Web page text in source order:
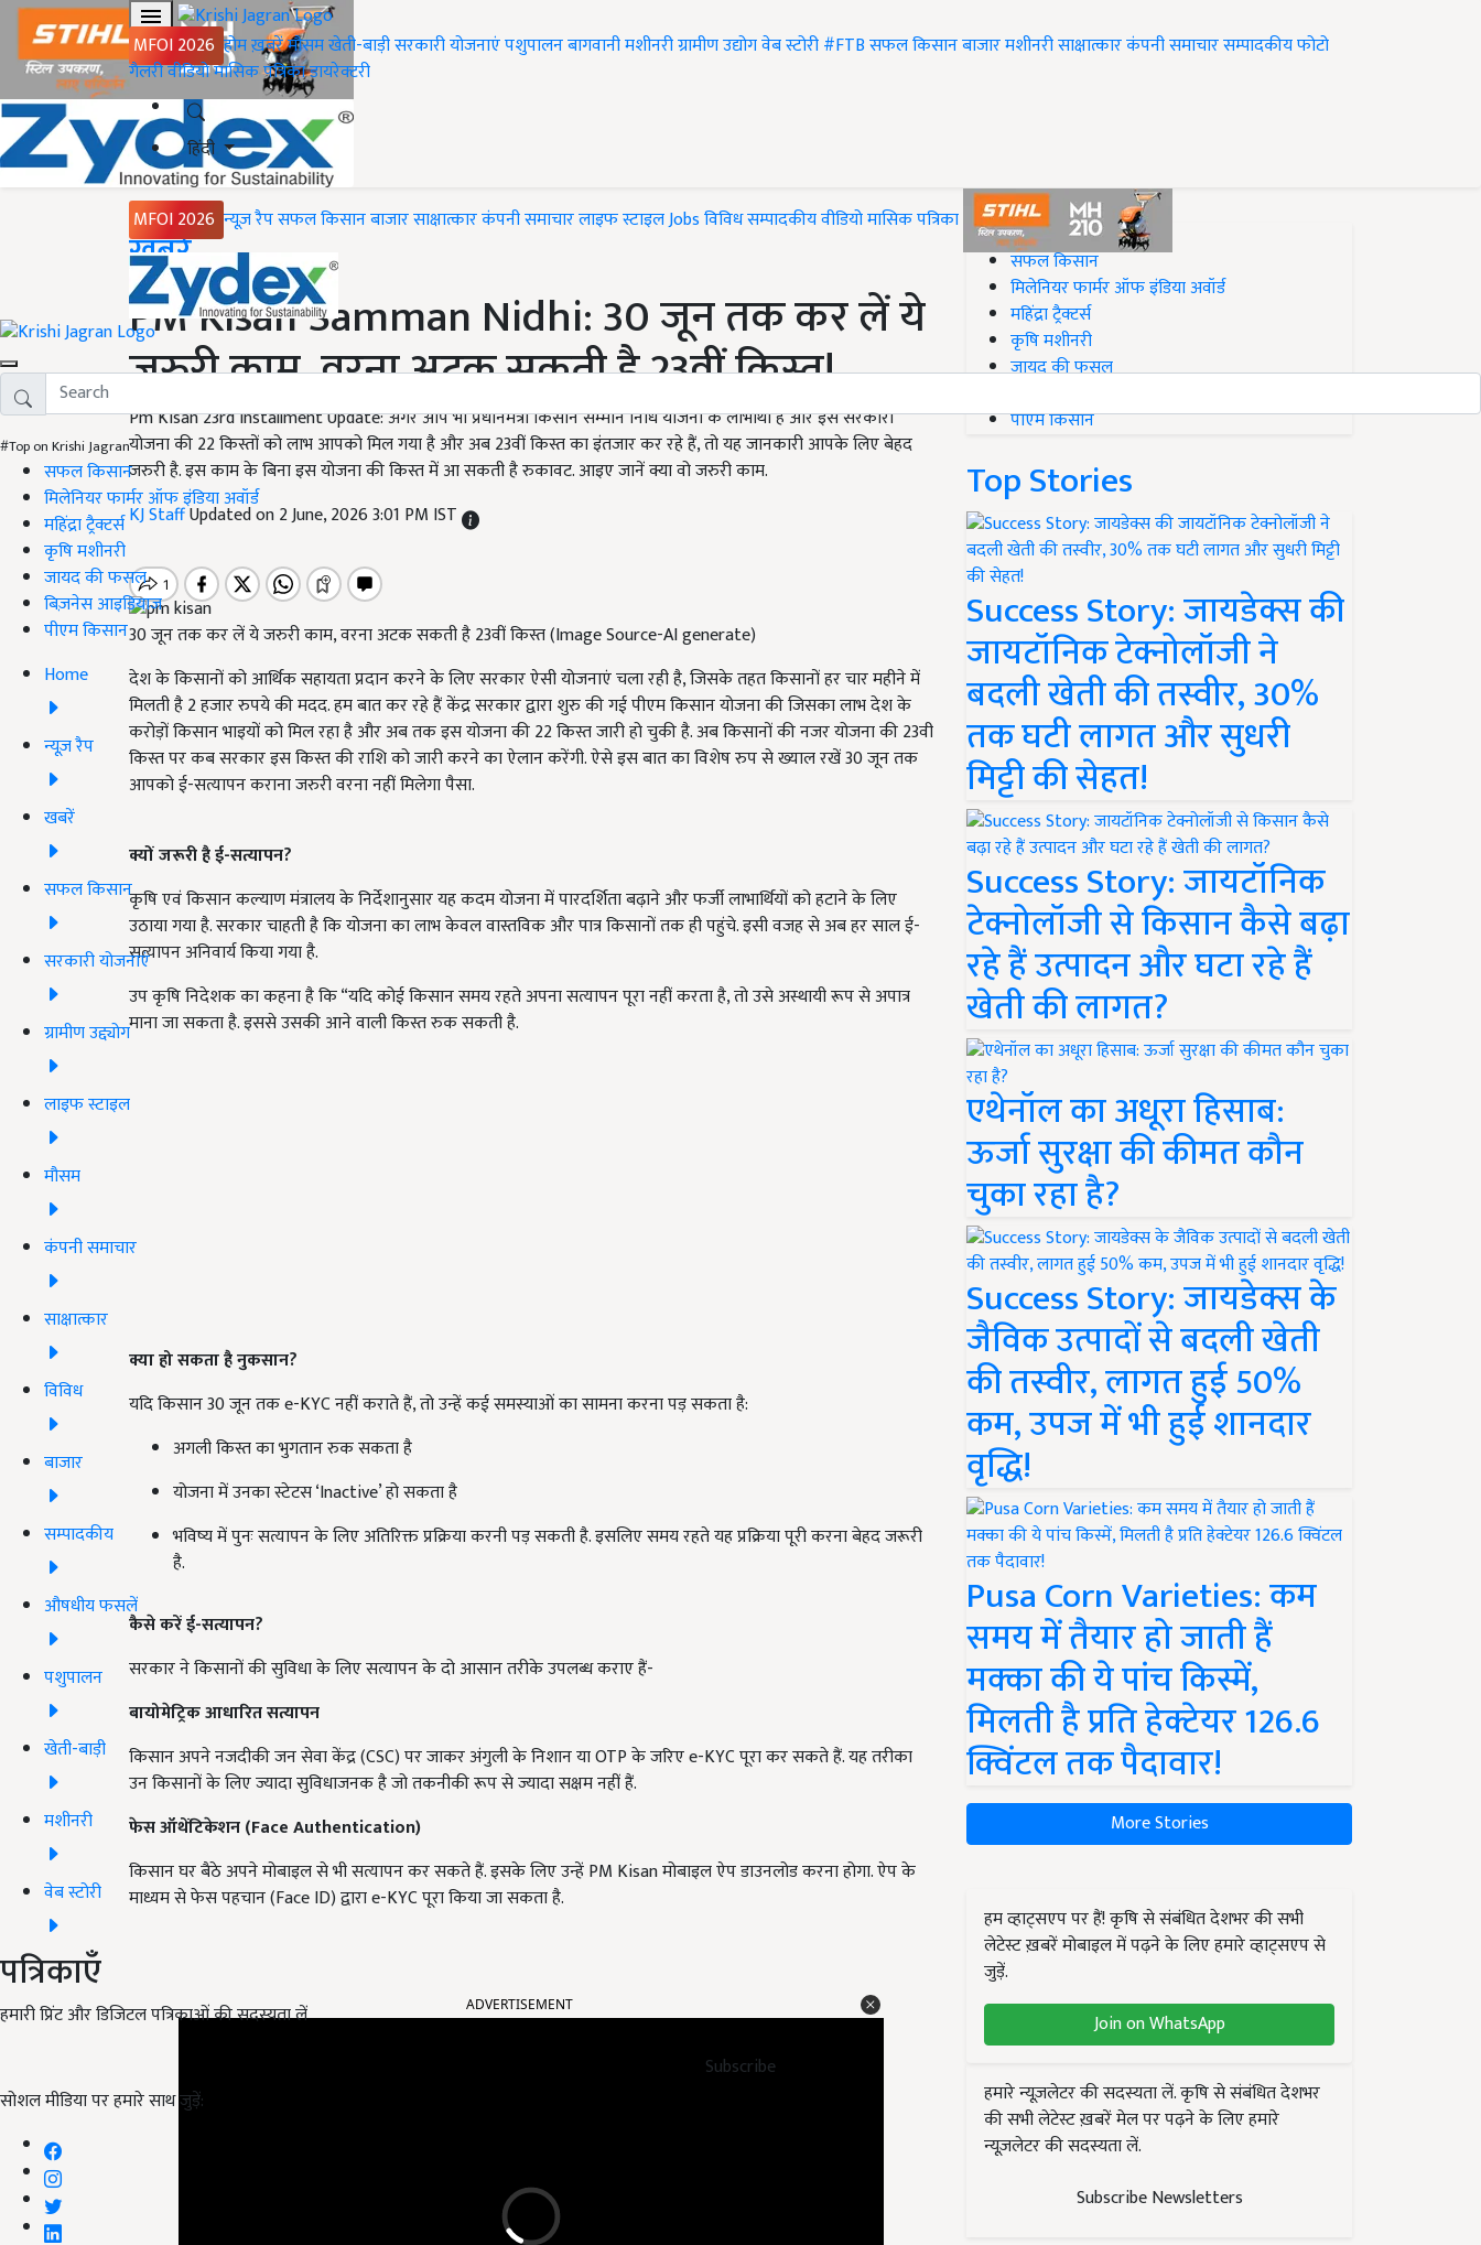
MFOI 2026 होमख़बरेंमौसमखेती-बाड़ीसरकारी योजनाएंपशुपालनबागवानीमशीनरीग्रामीण उद्योगवेब स्टोरी#FTBसफल किसानबाजारमशीनरीसाक्षात्कारकंपनी समाचारसम्पादकीयफोटो
गैलरीवीडियोमासिक पत्रिकाडायरेक्टरी
हिंदी
MFOI 2026 न्यूज़ रैपसफल किसानबाजारसाक्षात्कारकंपनी समाचारलाइफ स्टाइलJobsविविधसम्पादकीयवीडियोमासिक पत्रिका
#Top on Krishi Jagran
सफल किसान
मिलेनियर फार्मर ऑफ इंडिया अवॉर्ड
महिंद्रा ट्रैक्टर्स
कृषि मशीनरी
जायद की फसल
बिज़नेस आइडियाज
पीएम किसान
Home
न्यूज़ रैप
खबरें
सफल किसान
सरकारी योजनाएं
ग्रामीण उद्द्योग
लाइफ स्टाइल
मौसम
कंपनी समाचार
साक्षात्कार
विविध
बाजार
सम्पादकीय
औषधीय फसलें
पशुपालन
खेती-बाड़ी
मशीनरी
वेब स्टोरी
पत्रिकाएँ
हमारी प्रिंट और डिजिटल पत्रिकाओं की सदस्यता लें
Subscribe
सोशल मीडिया पर हमारे साथ जुड़ें:
Home
ख़बरें
PM Kisan Samman Nidhi: 30 जून तक कर लें ये
जरुरी काम, वरना अटक सकती है 23वीं किस्त!
Pm Kisan 23rd installment Update: अगर आप भी प्रधानमंत्री किसान सम्मान निधि योजना के लाभार्थी है और इस सरकारी
योजना की 22 किस्तों को लाभ आपको मिल गया है और अब 23वीं किस्त का इंतजार कर रहे हैं, तो यह जानकारी आपके लिए बेहद
जरुरी है. इस काम के बिना इस योजना की किस्त में आ सकती है रुकावट. आइए जानें क्या वो जरुरी काम.
KJ StaffUpdated on 2 June, 2026 3:01 PM IST
30 जून तक कर लें ये जरुरी काम, वरना अटक सकती है 23वीं किस्त (Image Source-AI generate)
देश के किसानों को आर्थिक सहायता प्रदान करने के लिए सरकार ऐसी योजनाएं चला रही है, जिसके तहत किसानों हर चार महीने में
मिलती है 2 हजार रुपये की मदद. हम बात कर रहे हैं केंद्र सरकार द्वारा शुरु की गई पीएम किसान योजना की जिसका लाभ देश के
करोड़ों किसान भाइयों को मिल रहा है और अब तक इस योजना की 22 किस्त जारी हो चुकी है. अब किसानों की नजर योजना की 23वी
किस्त पर कब सरकार इस किस्त की राशि को जारी करने का ऐलान करेंगी. ऐसे इस बात का विशेष रुप से ख्याल रखें 30 जून तक
आपको ई-सत्यापन कराना जरुरी वरना नहीं मिलेगा पैसा.
क्यों जरूरी है ई-सत्यापन?
कृषि एवं किसान कल्याण मंत्रालय के निर्देशानुसार यह कदम योजना में पारदर्शिता बढ़ाने और फर्जी लाभार्थियों को हटाने के लिए
उठाया गया है. सरकार चाहती है कि योजना का लाभ केवल वास्तविक और पात्र किसानों तक ही पहुंचे. इसी वजह से अब हर साल ई-
सत्यापन अनिवार्य किया गया है.
उप कृषि निदेशक का कहना है कि “यदि कोई किसान समय रहते अपना सत्यापन पूरा नहीं करता है, तो उसे अस्थायी रूप से अपात्र
माना जा सकता है. इससे उसकी आने वाली किस्त रुक सकती है.
क्या हो सकता है नुकसान?
यदि किसान 30 जून तक e-KYC नहीं कराते हैं, तो उन्हें कई समस्याओं का सामना करना पड़ सकता है:
अगली किस्त का भुगतान रुक सकता है
योजना में उनका स्टेटस ‘Inactive’ हो सकता है
भविष्य में पुनः सत्यापन के लिए अतिरिक्त प्रक्रिया करनी पड़ सकती है. इसलिए समय रहते यह प्रक्रिया पूरी करना बेहद जरूरी
है.
कैसे करें ई-सत्यापन?
सरकार ने किसानों की सुविधा के लिए सत्यापन के दो आसान तरीके उपलब्ध कराए हैं-
बायोमेट्रिक आधारित सत्यापन
किसान अपने नजदीकी जन सेवा केंद्र (CSC) पर जाकर अंगुली के निशान या OTP के जरिए e-KYC पूरा कर सकते हैं. यह तरीका
उन किसानों के लिए ज्यादा सुविधाजनक है जो तकनीकी रूप से ज्यादा सक्षम नहीं हैं.
फेस ऑथेंटिकेशन (Face Authentication)
किसान घर बैठे अपने मोबाइल से भी सत्यापन कर सकते हैं. इसके लिए उन्हें PM Kisan मोबाइल ऐप डाउनलोड करना होगा. ऐप के
माध्यम से फेस पहचान (Face ID) द्वारा e-KYC पूरा किया जा सकता है.
#Top on Krishi Jagran
सफल किसान
मिलेनियर फार्मर ऑफ इंडिया अवॉर्ड
महिंद्रा ट्रैक्टर्स
कृषि मशीनरी
जायद की फसल
पीएम किसान
Top Stories
Success Story: जायडेक्स की
जायटॉनिक टेक्नोलॉजी ने
बदली खेती की तस्वीर, 30%
तक घटी लागत और सुधरी
मिट्टी की सेहत!
Success Story: जायटॉनिक
टेक्नोलॉजी से किसान कैसे बढ़ा
रहे हैं उत्पादन और घटा रहे हैं
खेती की लागत?
एथेनॉल का अधूरा हिसाब:
ऊर्जा सुरक्षा की कीमत कौन
चुका रहा है?
Success Story: जायडेक्स के
जैविक उत्पादों से बदली खेती
की तस्वीर, लागत हुई 50%
कम, उपज में भी हुई शानदार
वृद्धि!
Pusa Corn Varieties: कम
समय में तैयार हो जाती हैं
मक्का की ये पांच किस्में,
मिलती है प्रति हेक्टेयर 126.6
क्विंटल तक पैदावार!
More Stories
हम व्हाट्सएप पर हैं! कृषि से संबंधित देशभर की सभी
लेटेस्ट ख़बरें मोबाइल में पढ़ने के लिए हमारे व्हाट्सएप से
जुड़ें.
Join on WhatsApp
हमारे न्यूज़लेटर की सदस्यता लें. कृषि से संबंधित देशभर
की सभी लेटेस्ट ख़बरें मेल पर पढ़ने के लिए हमारे
न्यूज़लेटर की सदस्यता लें.
Subscribe Newsletters